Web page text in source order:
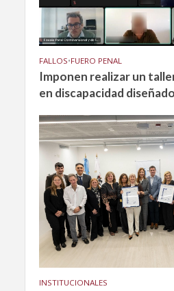
FALLOS•FUERO PENAL
Imponen realizar un
en discapacidad
INSTITUCIONALES